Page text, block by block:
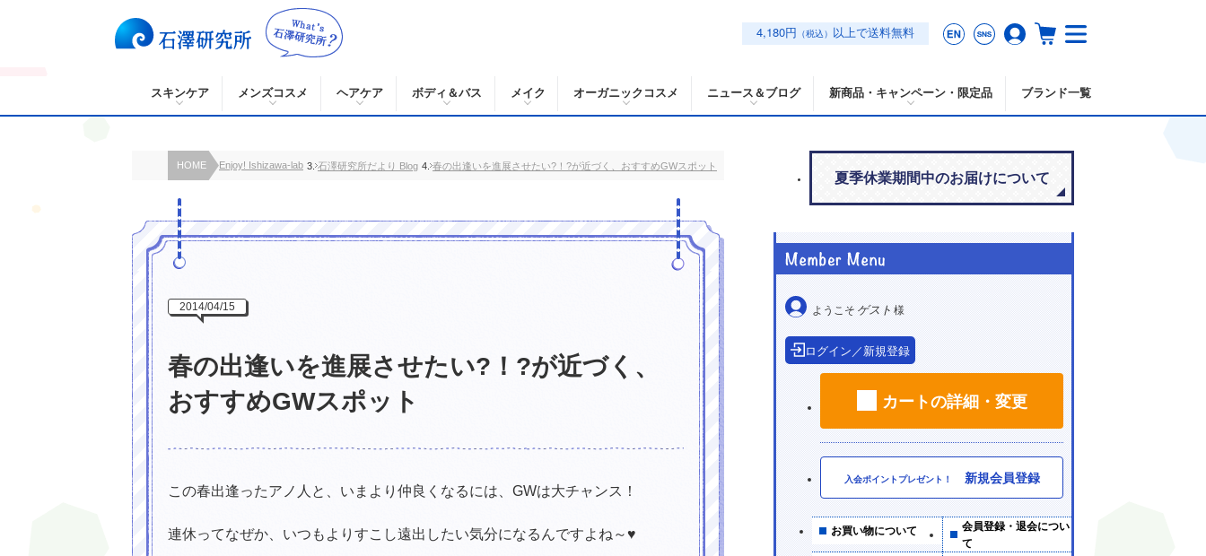
4,180円 （税込） 以上で送料無料
スキンケア メンズコスメ ヘアケア ボディ＆バス メイク オーガニックコスメ ニュース＆ブログ 新商品・キャンペーン・限定品 ブランド一覧
HOME Enjoy! Ishizawa-lab 石澤研究所だより Blog 春の出逢いを進展させたい?！?が近づく、おすすめGWスポット
2014/04/15
春の出逢いを進展させたい?！?が近づく、
おすすめGWスポット
この春出逢ったアノ人と、いまより仲良くなるには、GWは大チャンス！
連休ってなぜか、いつもよりすこし遠出したい気分になるんですよね～♥
夏季休業期間中のお届けについて
ようこそゲスト 様
ログイン／新規登録
カートの詳細・変更
入会ポイントプレゼント！ 新規会員登録
お買い物について
会員登録・退会につい
て